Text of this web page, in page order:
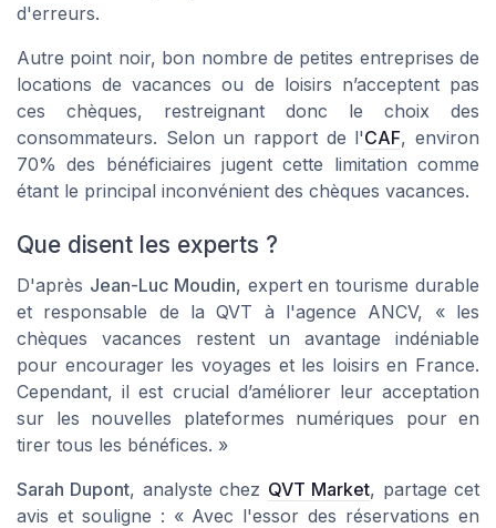
d'erreurs.
Autre point noir, bon nombre de petites entreprises de
locations de vacances ou de loisirs n’acceptent pas
ces chèques, restreignant donc le choix des
consommateurs. Selon un rapport de l'CAF, environ
70% des bénéficiaires jugent cette limitation comme
étant le principal inconvénient des chèques vacances.
Que disent les experts ?
D'après Jean-Luc Moudin, expert en tourisme durable
et responsable de la QVT à l'agence ANCV, « les
chèques vacances restent un avantage indéniable
pour encourager les voyages et les loisirs en France.
Cependant, il est crucial d’améliorer leur acceptation
sur les nouvelles plateformes numériques pour en
tirer tous les bénéfices. »
Sarah Dupont, analyste chez QVT Market, partage cet
avis et souligne : « Avec l'essor des réservations en